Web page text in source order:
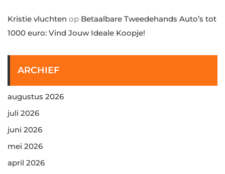
Kristie vluchten op Betaalbare Tweedehands Auto’s tot
1000 euro: Vind Jouw Ideale Koopje!
ARCHIEF
augustus 2026
juli 2026
juni 2026
mei 2026
april 2026